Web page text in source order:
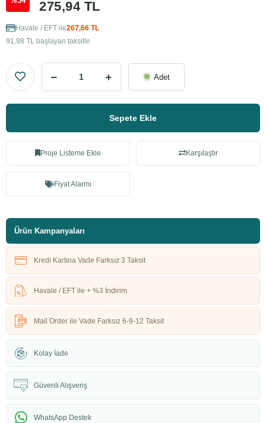
275,94 TL
Havale / EFT ile267,66 TL
91,98 TL başlayan taksitle
Adet
Sepete Ekle
Proje Listeme Ekle Karşılaştır
Fiyat Alarmı
Ürün Kampanyaları
Kredi Kartına Vade Farksız 3 Taksit
Havale / EFT ile + %3 İndirim
Mail Order ile Vade Farksız 6-9-12 Taksit
Kolay İade
Güvenli Alışveriş
WhatsApp Destek